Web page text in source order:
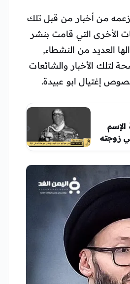
زعمه من أخبار من قبل تلك
الأخرى التي قامت بنشر
العديد من النشطاء,
لتلك الأخبار والشائعات
إغتيال ابو عبيدة.
الإسم
زوجته